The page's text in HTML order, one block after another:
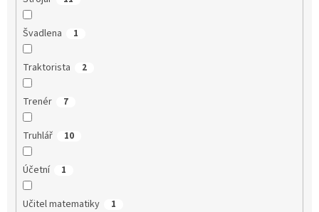
Švadlena 1
Traktorista 2
Trenér 7
Truhlář 10
Účetní 1
Učitel matematiky 1